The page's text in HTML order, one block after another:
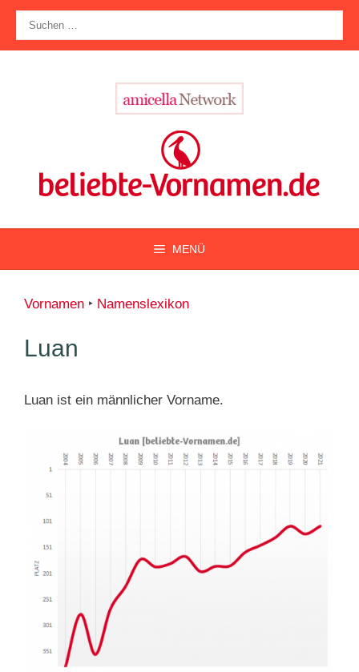
Zum
Inhalt
springen
nach:
MENÜ
Vornamen ‣ Namenslexikon
Luan
Luan ist ein männlicher Vorname.